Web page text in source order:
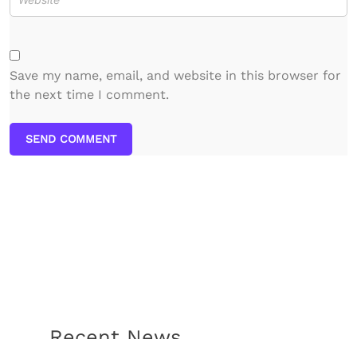
Save my name, email, and website in this browser for
the next time I comment.
SEND COMMENT